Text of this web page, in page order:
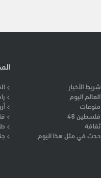
شريط الأخبار
العالم اليوم
منوعات
فلسطين 48
ثقافة
حدث في مثل هذا اليوم